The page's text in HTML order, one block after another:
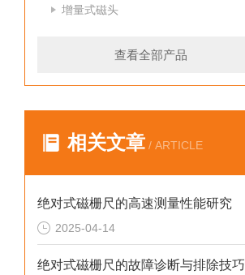
增量式磁头
查看全部产品
相关文章 / ARTICLE
绝对式磁栅尺的高速测量性能研究
2025-04-14
绝对式磁栅尺的故障诊断与排除技巧